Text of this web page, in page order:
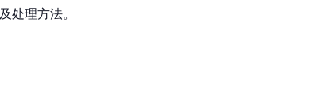
处理方法。